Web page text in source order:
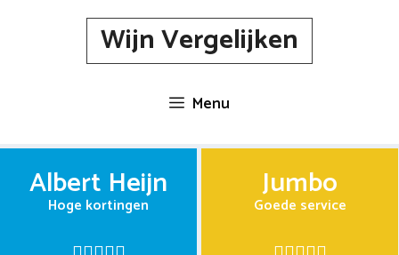
Wijn Vergelijken
Menu
Albert Heijn
Hoge kortingen
Jumbo
Goede service